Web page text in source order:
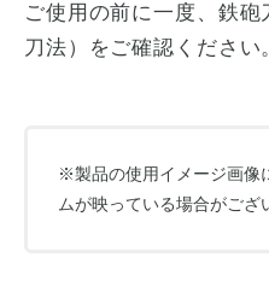
ご使用の前に一度、鉄
刀法）をご確認ください
※製品の使用イメージ画像
ムが映っている場合がござ